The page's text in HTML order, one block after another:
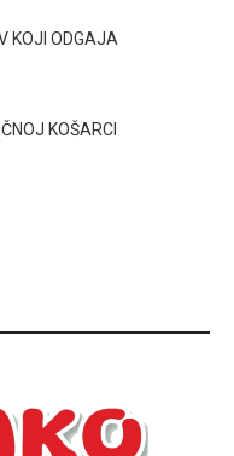
KOJI ODGAJA
KOŠARCI